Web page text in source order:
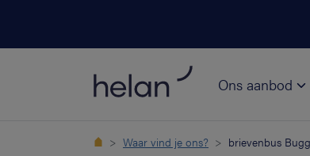
Ons aanbod
Waar vind je ons? brievenbus